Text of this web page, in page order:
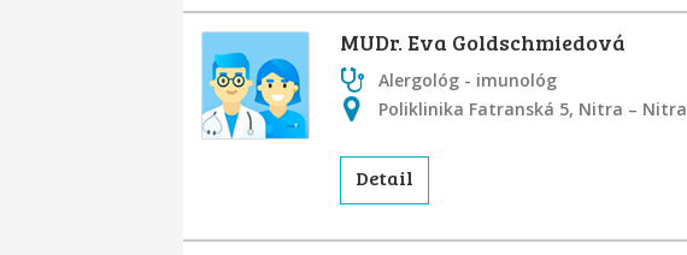
MUDr. Eva Goldschmiedová
Alergológ - imunológ
Poliklinika Fatranská 5, Nitra – Nitra
Detail